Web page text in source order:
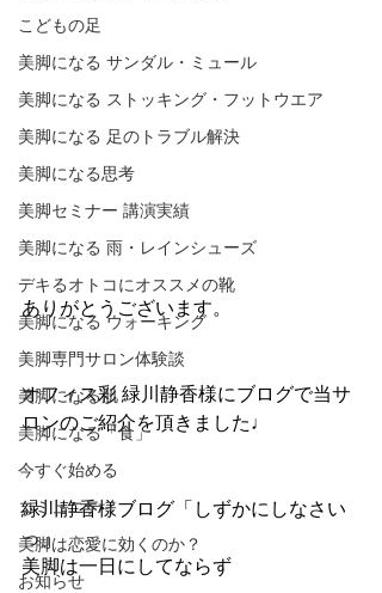
こどもの足
美脚になる サンダル・ミュール
美脚になる ストッキング・フットウエア
美脚になる 足のトラブル解決
美脚になる思考
美脚セミナー 講演実績
美脚になる 雨・レインシューズ
デキるオトコにオススメの靴
美脚になる ウォーキング
美脚専門サロン体験談
美脚になる肌
美脚になる「食」
今すぐ始める
コミュニティ
美脚は恋愛に効くのか？
お知らせ
ありがとうございます。
オフィス彩 緑川静香様にブログで当サ
ロンのご紹介を頂きました♩
緑川静香様ブログ「しずかにしなさい
っ」
美脚は一日にしてならず